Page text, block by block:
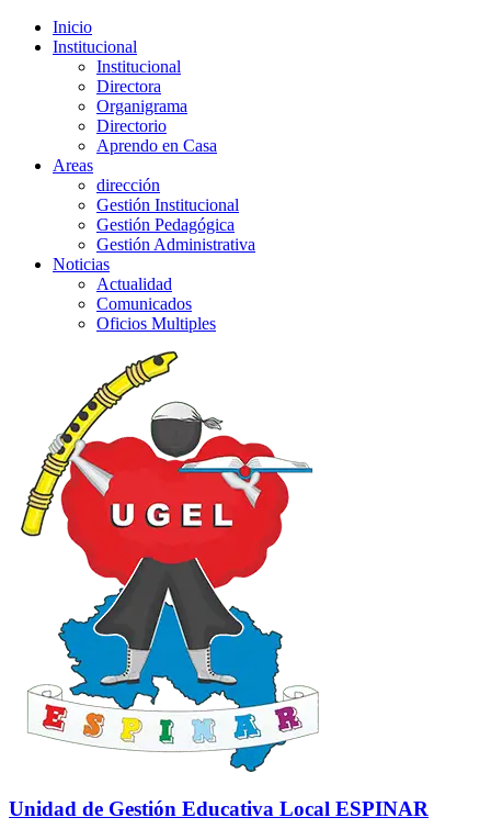
Inicio
Institucional
Institucional
Directora
Organigrama
Directorio
Aprendo en Casa
Areas
dirección
Gestión Institucional
Gestión Pedagógica
Gestión Administrativa
Noticias
Actualidad
Comunicados
Oficios Multiples
Unidad de Gestión Educativa Local ESPINAR